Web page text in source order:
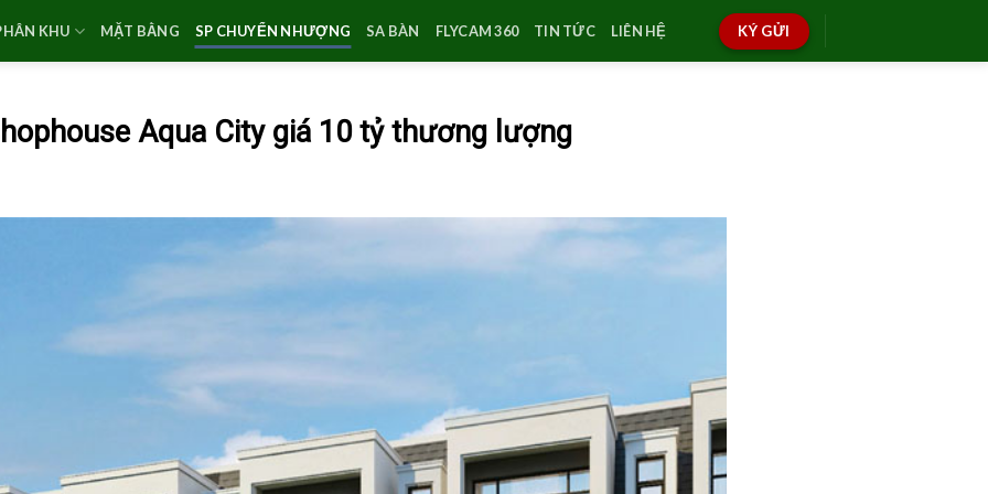
KHU MẶT BẰNG SP CHUYỂN NHƯỢNG SA BÀN FLYCAM 360 TIN TỨC LIÊN HỆ KÝ GỬI
Aqua City giá 10 tỷ thương lượng